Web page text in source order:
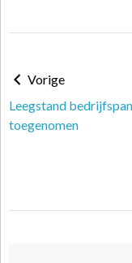
Vorige
Leegstand
toegenomen